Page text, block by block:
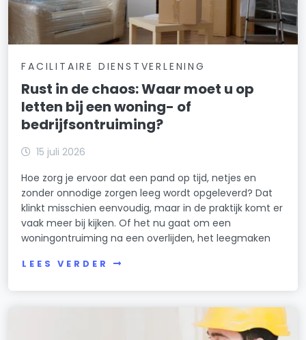
FACILITAIRE DIENSTVERLENING
Rust in de chaos: Waar moet u op
letten bij een woning- of
bedrijfsontruiming?
15 juli 2026
Hoe zorg je ervoor dat een pand op tijd, netjes en
zonder onnodige zorgen leeg wordt opgeleverd? Dat
klinkt misschien eenvoudig, maar in de praktijk komt er
vaak meer bij kijken. Of het nu gaat om een
woningontruiming na een overlijden, het leegmaken
LEES VERDER